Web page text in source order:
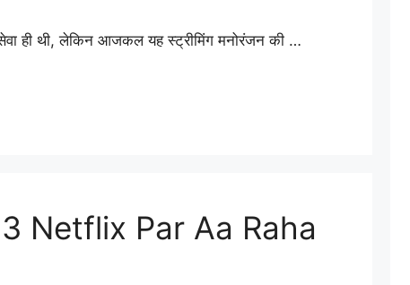
ही थी, लेकिन आजकल यह स्ट्रीमिंग मनोरंजन की …
Netflix Par Aa Raha